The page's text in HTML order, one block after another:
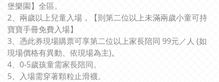
堡樂園】全區。
2、兩歲以上兒童入場，【則第二位以上未滿兩歲小童可持
寶寶手冊免費入場】
3、憑此券現場購票可享第二位以上家長陪同 99元／人 (如
現場價格有異動、依現場為主)。
4、0-5歲孩童需家長陪同。
5、入場需穿著顆粒止滑襪。